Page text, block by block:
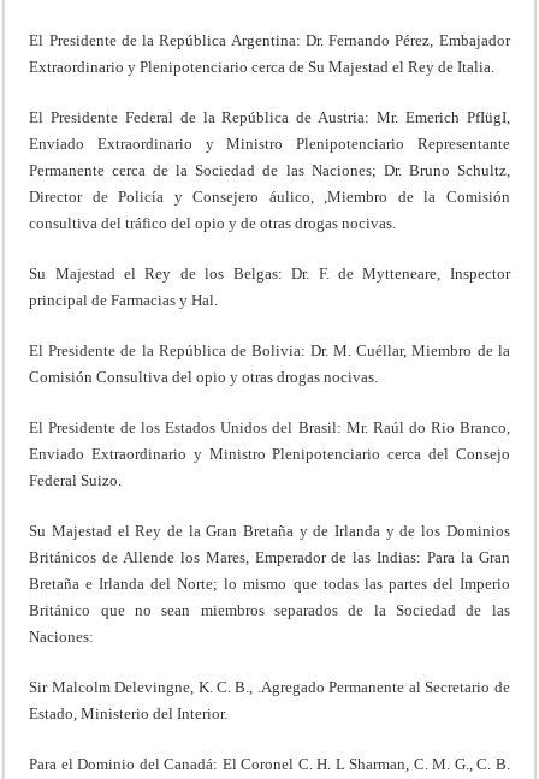
El Presidente de la República Argentina: Dr. Fernando Pérez, Embajador
Extraordinario y Plenipotenciario cerca de Su Majestad el Rey de Italia.
El Presidente Federal de la República de Austria: Mr. Emerich PfIügI,
Enviado Extraordinario y Ministro Plenipotenciario Representante
Permanente cerca de la Sociedad de las Naciones; Dr. Bruno Schultz,
Director de Policía y Consejero áulico, ,Miembro de la Comisión
consultiva del tráfico del opio y de otras drogas nocivas.
Su Majestad el Rey de los Belgas: Dr. F. de Mytteneare, Inspector
principal de Farmacias y Hal.
El Presidente de la República de Bolivia: Dr. M. Cuéllar, Miembro de la
Comisión Consultiva del opio y otras drogas nocivas.
El Presidente de los Estados Unidos del Brasil: Mr. Raúl do Rio Branco,
Enviado Extraordinario y Ministro Plenipotenciario cerca del Consejo
Federal Suizo.
Su Majestad el Rey de la Gran Bretaña y de Irlanda y de los Dominios
Británicos de Allende los Mares, Emperador de las Indias: Para la Gran
Bretaña e Irlanda del Norte; lo mismo que todas las partes del Imperio
Británico que no sean miembros separados de la Sociedad de las
Naciones:
Sir Malcolm Delevingne, K. C. B., .Agregado Permanente al Secretario de
Estado, Ministerio del Interior.
Para el Dominio del Canadá: El Coronel C. H. L Sharman, C. M. G., C. B.